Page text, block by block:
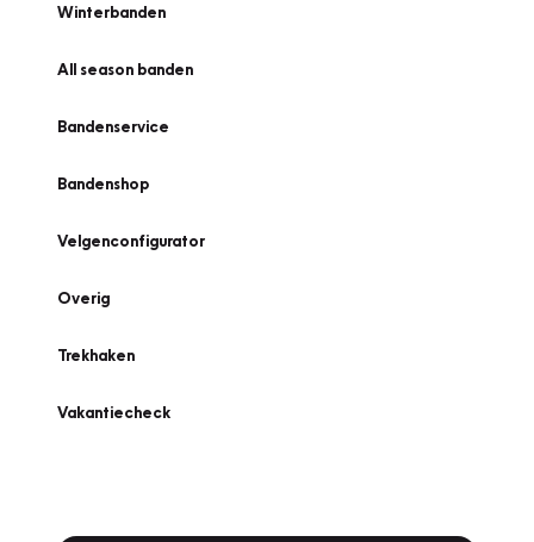
Winterbanden
All season banden
Bandenservice
Bandenshop
Velgenconfigurator
Overig
Trekhaken
Vakantiecheck